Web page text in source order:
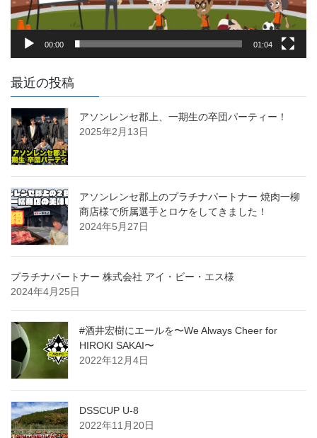
00:00 01:04
最近の投稿
アソンレンセ郡上、一期生の卒団パーティー！
2025年2月13日
アソンレンセ郡上のプラチナパートナー 焼肉一柳
商店様で所属選手とロケをしてきました！
2024年5月27日
プラチナパートナー 株式会社 アイ・ビー・エス様
2024年4月25日
#酒井宏樹にエールを〜We Always Cheer for
HIROKI SAKAI〜
2022年12月4日
DSSCUP U-8
2022年11月20日